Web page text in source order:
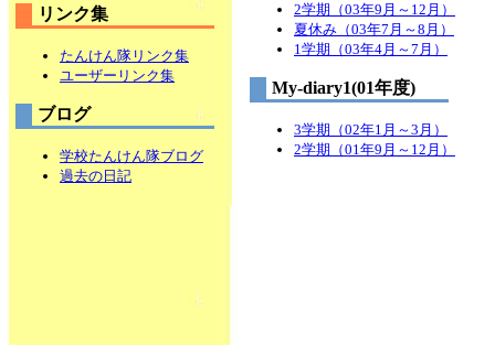
リンク集
たんけん隊リンク集
ユーザーリンク集
ブログ
学校たんけん隊ブログ
過去の日記
2学期（03年9月～12月）
夏休み（03年7月～8月）
1学期（03年4月～7月）
My-diary1(01年度)
3学期（02年1月～3月）
2学期（01年9月～12月）